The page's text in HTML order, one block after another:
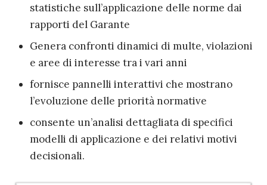
statistiche sull’applicazione delle norme dai
rapporti del Garante
Genera confronti dinamici di multe, violazioni
e aree di interesse tra i vari anni
fornisce pannelli interattivi che mostrano
l’evoluzione delle priorità normative
consente un’analisi dettagliata di specifici
modelli di applicazione e dei relativi motivi
decisionali.